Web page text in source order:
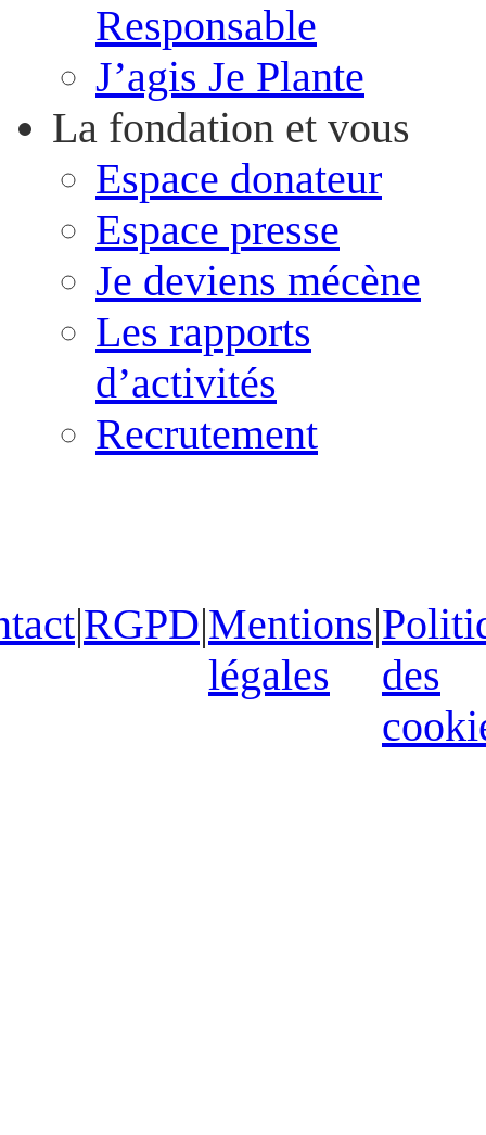
Responsable
J’agis Je Plante
La fondation et vous
Espace donateur
Espace presse
Je deviens mécène
Les rapports
d’activités
Recrutement
|RGPD|Mentions
légales
|
des